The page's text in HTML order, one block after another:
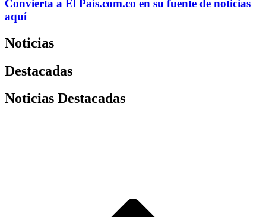
Convierta a El País.com.co en su fuente de noticias
aquí
Noticias
Destacadas
Noticias Destacadas